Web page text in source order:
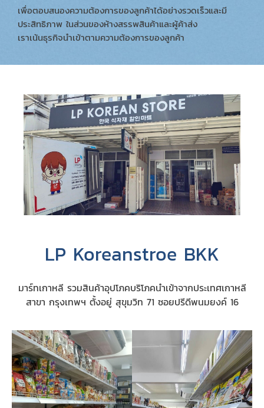
เพื่อตอบสนองความต้องการของลูกค้าได้อย่างรวดเร็วและมี
ประสิทธิภาพ ในส่วนของห้างสรรพสินค้าและผู้ค้าส่ง
เราเน้นธุรกิจนำเข้าตามความต้องการของลูกค้า
LP Koreanstroe BKK
มาร์ทเกาหลี รวมสินค้าอุปโภคบริโภคนำเข้าจากประเทศเกาหลี
สาขา กรุงเทพฯ ตั้งอยู่ สุขุมวิท 71 ซอยปรีดีพนมยงค์ 16